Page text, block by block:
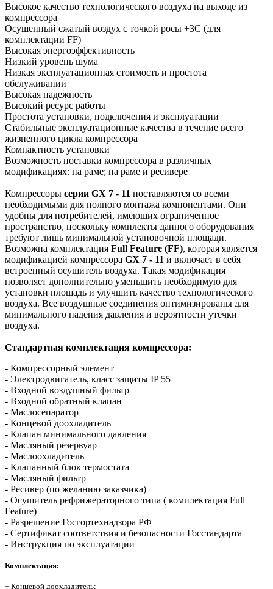
Высокое качество технологического воздуха на выходе из
компрессора
Осушенный сжатый воздух с точкой росы +3С (для
комплектации FF)
Высокая энергоэффективность
Низкий уровень шума
Низкая эксплуатационная стоимость и простота
обслуживании
Высокая надежность
Высокий ресурс работы
Простота установки, подключения и эксплуатации
Стабильные эксплуатационные качества в течение всего
жизненного цикла компрессора
Компактность установки
Возможность поставки компрессора в различных
модификациях: на раме; на раме и ресивере
Компрессоры серии GX 7 - 11 поставляются со всеми
необходимыми для полного монтажа компонентами. Они
удобны для потребителей, имеющих ограниченное
пространство, поскольку комплекты данного оборудования
требуют лишь минимальной установочной площади.
Возможна комплектация Full Feature (FF), которая является
модификацией компрессора GX 7 - 11 и включает в себя
встроенный осушитель воздуха. Такая модификация
позволяет дополнительно уменьшить необходимую для
установки площадь и улучшить качество технологического
воздуха. Все воздушные соединения оптимизированы для
минимального падения давления и вероятности утечки
воздуха.
Стандартная комплектация компрессора:
- Компрессорный элемент
- Электродвигатель, класс защиты IP 55
- Входной воздушный фильтр
- Входной обратный клапан
- Маслосепаратор
- Концевой доохладитель
- Клапан минимального давления
- Масляный резервуар
- Маслоохладитель
- Клапанный блок термостата
- Масляный фильтр
- Ресивер (по желанию заказчика)
- Осушитель рефрижераторного типа ( комплектация Full
Feature)
- Разрешение Госгортехнадзора РФ
- Сертификат соответствия и безопасности Госстандарта
- Инструкция по эксплуатации
Комплектация:
+ Концевой доохладитель;